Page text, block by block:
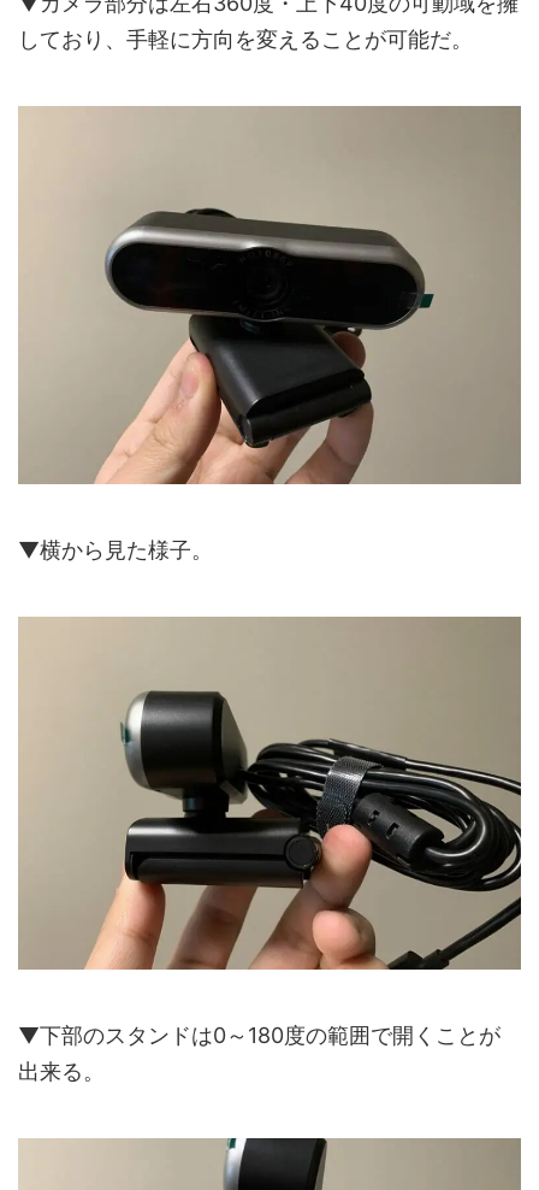
しており、手軽に方向を変えることが可能だ。
▼横から見た様子。
▼下部のスタンドは0～180度の範囲で開くことが
出来る。